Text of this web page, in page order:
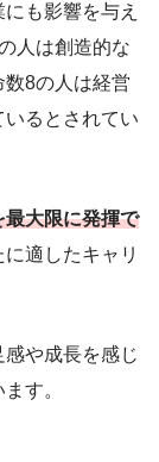
も影響を与え
人は創造的な
8の人は経営
るとされてい
最大限に発揮で
適したキャリ
や成長を感じ
す。